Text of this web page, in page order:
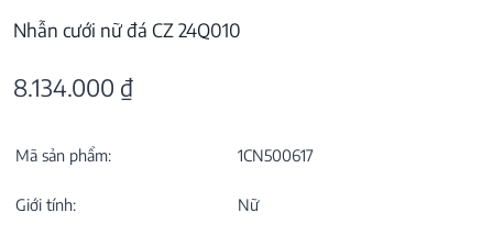
Nhẫn cưới nữ đá CZ 24Q010
8.134.000 ₫
Mã sản phẩm: 1CN500617
Giới tính: Nữ